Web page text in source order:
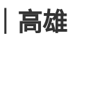
高雄